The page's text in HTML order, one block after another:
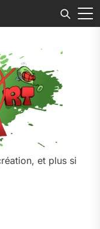
et plus si